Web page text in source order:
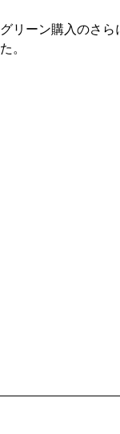
グリーン購入のさら
た。